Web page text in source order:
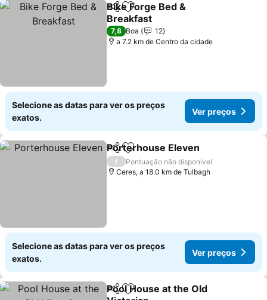
PartilharAdicionar aos favoritos
Bike Forge Bed &
Breakfast
7,8 Boa
12
a 7.2 km de Centro da cidade
Selecione as datas para ver os preços
exatos.
Ver preços
PartilharAdicionar aos favoritos
Porterhouse Eleven
/
Pontuação não disponível
Ceres, a 18.0 km de Tulbagh
Selecione as datas para ver os preços
exatos.
Ver preços
PartilharAdicionar aos favoritos
Pool House at the Old